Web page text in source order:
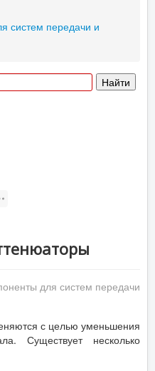
систем передачи и
для систем передачи
с целью уменьшения
Существует несколько